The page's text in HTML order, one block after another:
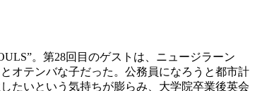
。第28回目のゲストは、ニュージラーン
オテンバな子だった。公務員になろうと都市計
たいという気持ちが膨らみ、大学院卒業後英会